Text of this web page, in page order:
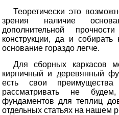
Теоретически это
зрения наличие
дополнительной
конструкции, да и
основание гораздо легче.
Для сборных каркасов
кирпичный и деревянный
есть свои
рассматривать не
фундаментов для теплиц
отдельных статьях на нашем